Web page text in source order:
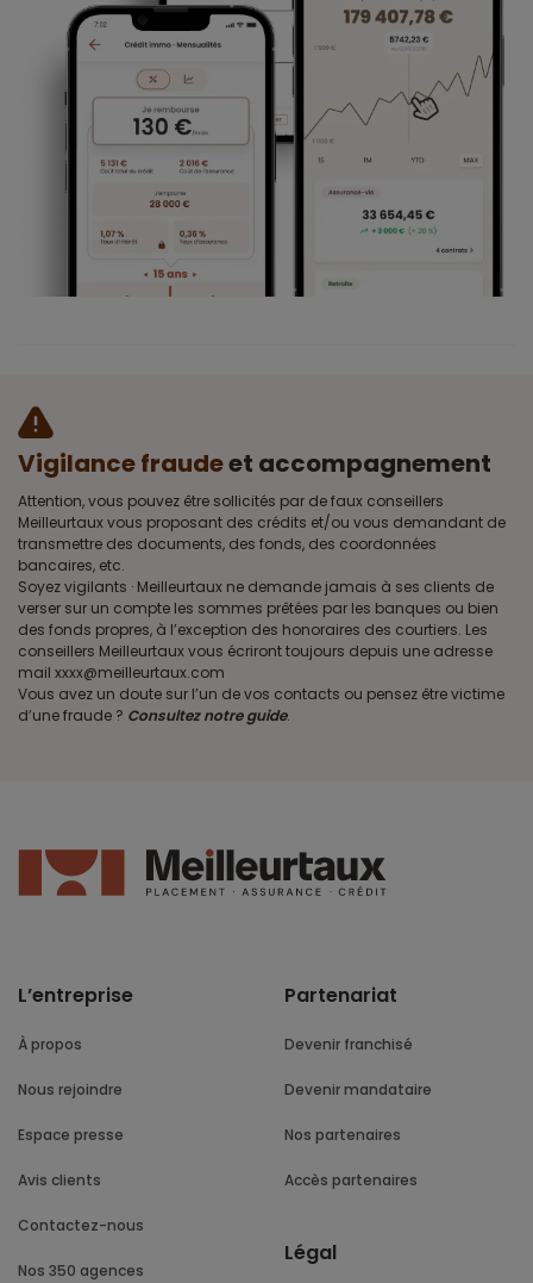
Vigilance fraudeet accompagnement
Attention, vous pouvez être sollicités par de faux conseillers
Meilleurtaux vous proposant des crédits et/ou vous demandant de
transmettre des documents, des fonds, des coordonnées
bancaires, etc.
Soyez vigilants · Meilleurtaux ne demande jamais à ses clients de
verser sur un compte les sommes prêtées par les banques ou bien
des fonds propres, à l’exception des honoraires des courtiers. Les
conseillers Meilleurtaux vous écriront toujours depuis une adresse
mail xxxx@meilleurtaux.com
Vous avez un doute sur l’un de vos contacts ou pensez être victime
d’une fraude ? Consultez notre guide.
L’entreprise
À propos
Nous rejoindre
Espace presse
Avis clients
Contactez-nous
Nos 350 agences
Partenariat
Devenir franchisé
Devenir mandataire
Nos partenaires
Accès partenaires
Légal